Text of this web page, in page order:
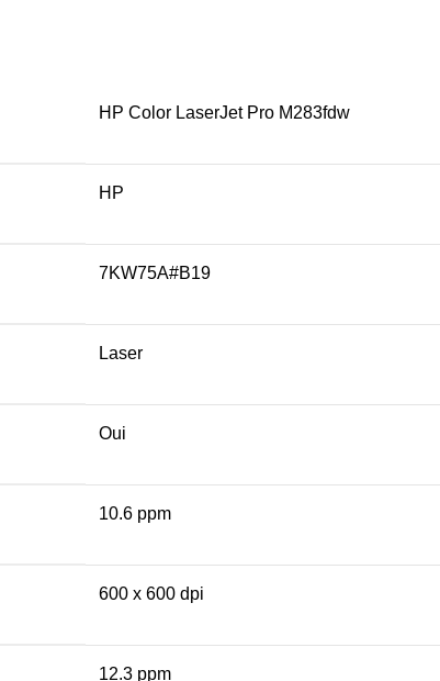
HP Color LaserJet Pro M283fdw
HP
7KW75A#B19
Laser
Oui
10.6 ppm
600 x 600 dpi
12.3 ppm